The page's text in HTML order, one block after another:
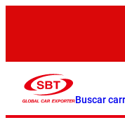
Buscar